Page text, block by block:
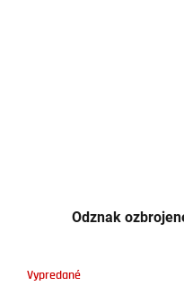
Odznak
Vypredané